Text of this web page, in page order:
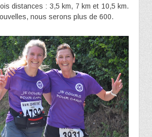
distances : 3,5 km, 7 km et 10,5 km.
nous serons plus de 600.